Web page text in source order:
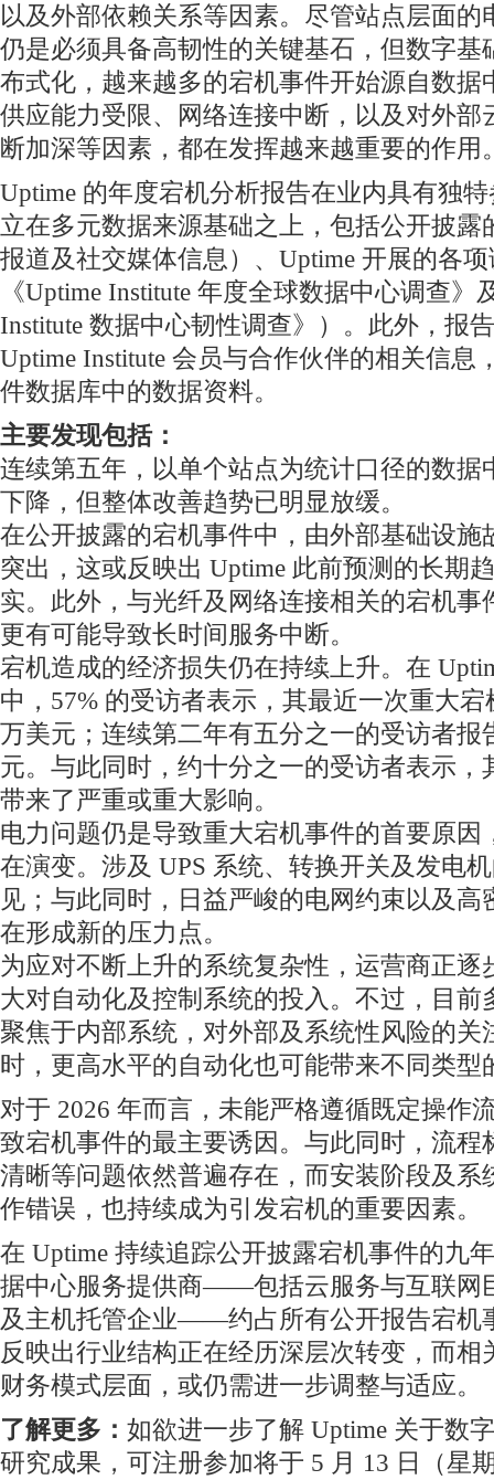
以及外部依赖关系等因素。尽管站点层面的
仍是必须具备高韧性的关键基石，但数字基
布式化，越来越多的宕机事件开始源自数据
供应能力受限、网络连接中断，以及对外部
断加深等因素，都在发挥越来越重要的作用
Uptime 的年度宕机分析报告在业内具有独
立在多元数据来源基础之上，包括公开披露
报道及社交媒体信息）、Uptime 开展的各
《Uptime Institute 年度全球数据中心调查》
Institute 数据中心韧性调查》）。此外，报
Uptime Institute 会员与合作伙伴的相关信息
件数据库中的数据资料。
主要发现包括：
连续第五年，以单个站点为统计口径的数据
下降，但整体改善趋势已明显放缓。
在公开披露的宕机事件中，由外部基础设施
突出，这或反映出 Uptime 此前预测的长期
实。此外，与光纤及网络连接相关的宕机事
更有可能导致长时间服务中断。
宕机造成的经济损失仍在持续上升。在
中，57% 的受访者表示，其最近一次重大
万美元；连续第二年有五分之一的受访者报
元。与此同时，约十分之一的受访者表示，
带来了严重或重大影响。
电力问题仍是导致重大宕机事件的首要原因
在演变。涉及 UPS 系统、转换开关及发电
见；与此同时，日益严峻的电网约束以及高
在形成新的压力点。
为应对不断上升的系统复杂性，运营商正逐
大对自动化及控制系统的投入。不过，目前
聚焦于内部系统，对外部及系统性风险的关
时，更高水平的自动化也可能带来不同类型
对于 2026 年而言，未能严格遵循既定操作
致宕机事件的最主要诱因。与此同时，流程
清晰等问题依然普遍存在，而安装阶段及系
作错误，也持续成为引发宕机的重要因素。
在 Uptime 持续追踪公开披露宕机事件的九
据中心服务提供商——包括云服务与互联网
及主机托管企业——约占所有公开报告宕机
反映出行业结构正在经历深层次转变，而相
财务模式层面，或仍需进一步调整与适应。
了解更多： 如欲进一步了解 Uptime 关于数
研究成果，可注册参加将于 5 月 13 日（星